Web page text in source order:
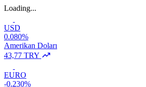
Loading...
USD
0.080%
Amerikan Doları
43,77 TRY
EURO
-0.230%